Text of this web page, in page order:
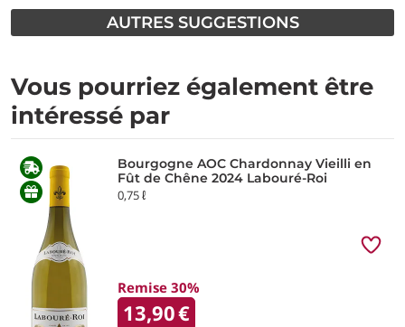
AUTRES SUGGESTIONS
Vous pourriez également être
intéressé par
Bourgogne AOC Chardonnay Vieilli en
Fût de Chêne 2024 Labouré-Roi
0,75 ℓ
Remise 30%
13,90€